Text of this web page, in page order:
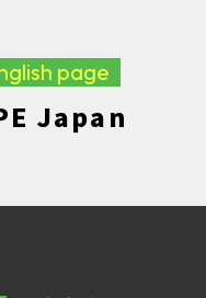
page
Japan